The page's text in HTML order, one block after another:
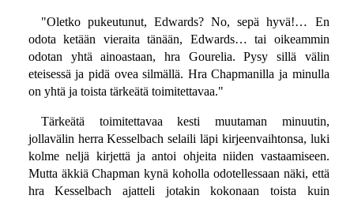
"Oletko pukeutunut, Edwards? No, sepä hyvä!… En
odota ketään vieraita tänään, Edwards… tai oikeammin
odotan yhtä ainoastaan, hra Gourelia. Pysy sillä välin
eteisessä ja pidä ovea silmällä. Hra Chapmanilla ja minulla
on yhtä ja toista tärkeätä toimitettavaa."
Tärkeätä toimitettavaa kesti muutaman minuutin,
jollavälin herra Kesselbach selaili läpi kirjeenvaihtonsa, luki
kolme neljä kirjettä ja antoi ohjeita niiden vastaamiseen.
Mutta äkkiä Chapman kynä koholla odotellessaan näki, että
hra Kesselbach ajatteli jotakin kokonaan toista kuin